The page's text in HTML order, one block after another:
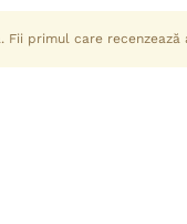
primul care recenzează